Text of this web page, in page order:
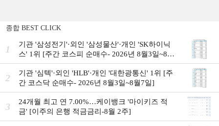
종합 BEST CLICK
1
기관 '삼성전기'·외인 '삼성물산'·개인 'SK하이닉
스' 1위 [주간 코스피 순매수- 2026년 8월3일~8월
7일]
2
기관 '심텍'·외인 'HLB'·개인 '대한광통신' 1위 [주
간 코스닥 순매수- 2026년 8월3일~8월7일]
3
24개월 최고 연 7.00%…케이뱅크 '마이키즈 적
금' [이주의 은행 적금금리-8월 2주]